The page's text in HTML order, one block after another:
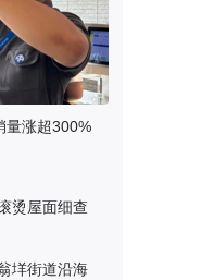
量涨超300%
烫屋面细查
垟街道沿海